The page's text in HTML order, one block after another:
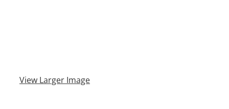
View Larger Image